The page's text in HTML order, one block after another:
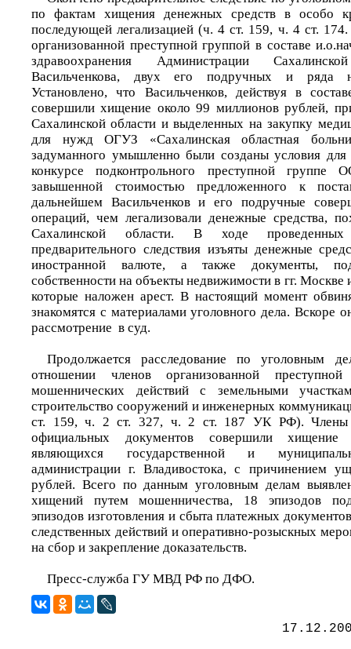
по фактам хищения денежных средств в особо
последующей легализацией (ч. 4 ст. 159, ч. 4 ст.
организованной преступной группой в составе
здравоохранения Администрации
Васильченкова, двух его подручных и ряда
Установлено, что Васильченков, действуя в
совершили хищение около 99 миллионов рублей,
Сахалинской области и выделенных на закупку
для нужд ОГУЗ «Сахалинская областная
задуманного умышленно были созданы условия
конкурсе подконтрольного преступной группе
завышенной стоимостью предложенного к
дальнейшем Васильченков и его подручные
операций, чем легализовали денежные средства,
Сахалинской области. В ходе
предварительного следствия изъяты денежные
иностранной валюте, а также документы,
собственности на объекты недвижимости в гг.
которые наложен арест. В настоящий момент
знакомятся с материалами уголовного дела. Вскоре
рассмотрение в суд.
Продолжается расследование по уголовным
отношении членов организованной
мошеннических действий с земельными
строительство сооружений и инженерных
ст. 159, ч. 2 ст. 327, ч. 2 ст. 187 УК РФ). Члены
официальных документов совершили хищение
являющихся государственной и
администрации г. Владивостока, с причинением
рублей. Всего по данным уголовным делам
хищений путем мошенничества, 18 эпизодов
эпизодов изготовления и сбыта платежных
следственных действий и оперативно-розыскных
на сбор и закрепление доказательств.
Пресс-служба ГУ МВД РФ по ДФО.